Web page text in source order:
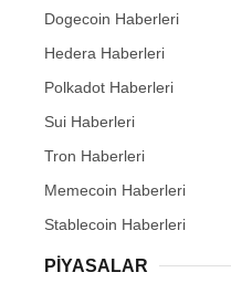
Dogecoin Haberleri
Hedera Haberleri
Polkadot Haberleri
Sui Haberleri
Tron Haberleri
Memecoin Haberleri
Stablecoin Haberleri
PIYASALAR